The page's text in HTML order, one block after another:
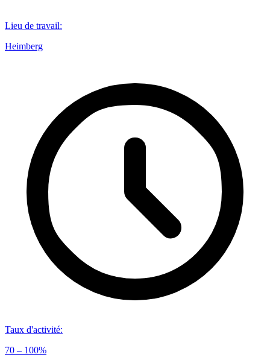
Lieu de travail:
Heimberg
Taux d'activité:
70 – 100%